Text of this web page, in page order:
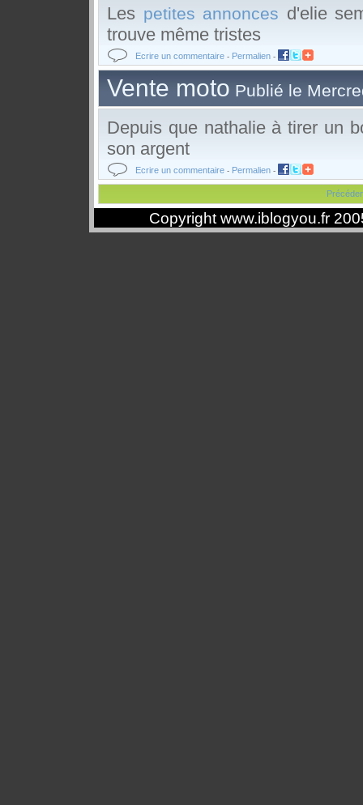
Les petites annonces d'elie
trouve même tristes
Ecrire un commentaire - Permalien -
Vente moto Publié le
Depuis que nathalie à tirer un
son argent
Ecrire un commentaire - Permalien -
Copyright www.iblogyou.fr